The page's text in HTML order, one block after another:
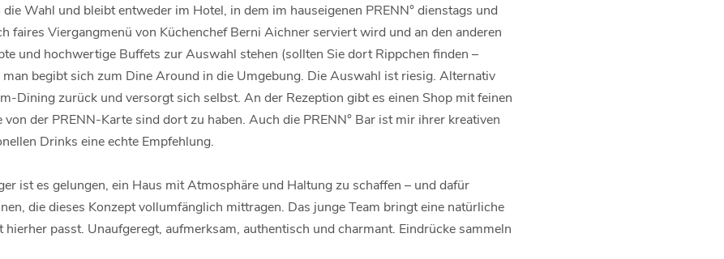
Wahl und bleibt entweder im Hotel, in dem im hauseigenen PRENN° dienstags und
faires Viergangmenü von Küchenchef Berni Aichner serviert wird und an den anderen
und hochwertige Buffets zur Auswahl stehen (sollten Sie dort Rippchen finden –
begibt sich zum Dine Around in die Umgebung. Die Auswahl ist riesig. Alternativ
Dining zurück und versorgt sich selbst. An der Rezeption gibt es einen Shop mit feinen
von der PRENN-Karte sind dort zu haben. Auch die PRENN° Bar ist mir ihrer kreativen
Drinks eine echte Empfehlung.
ist es gelungen, ein Haus mit Atmosphäre und Haltung zu schaffen – und dafür
die dieses Konzept vollumfänglich mittragen. Das junge Team bringt eine natürliche
passt. Unaufgeregt, aufmerksam, authentisch und charmant. Eindrücke sammeln